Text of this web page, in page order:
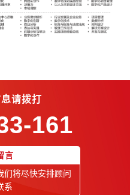
请拨打
161
言
们将尽快安排顾问
系